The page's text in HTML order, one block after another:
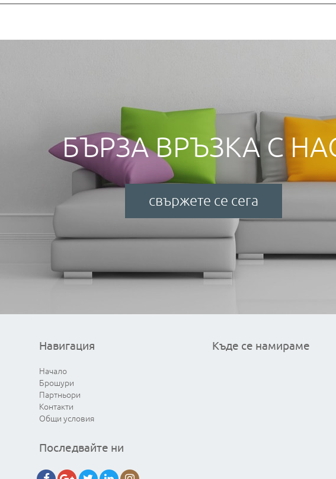
БЪРЗА ВРЪЗКА С
свържете се сега
Навигация
Начало
Брошури
Партньори
Контакти
Общи условия
Последвайте ни
Къде се намираме